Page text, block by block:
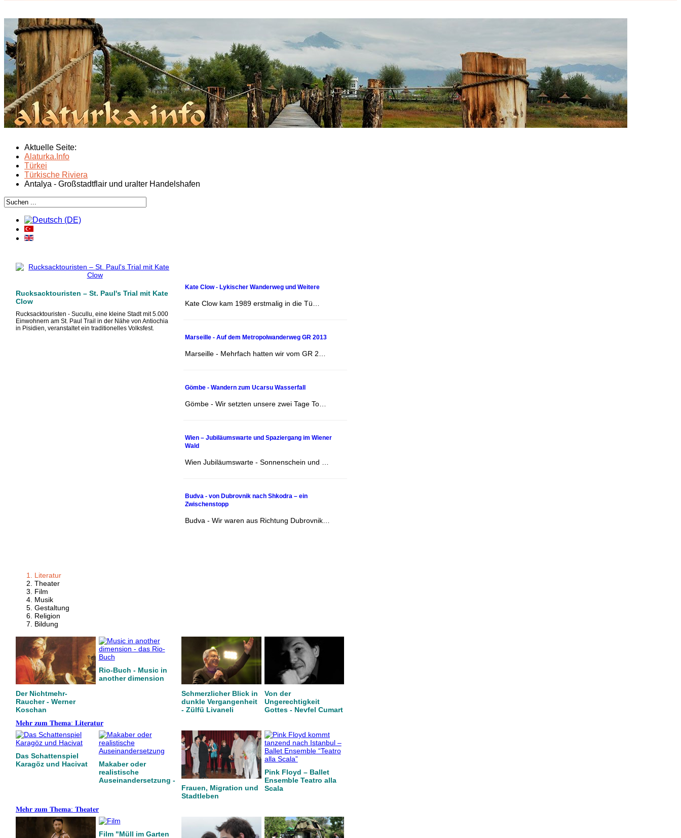
Aktuelle Seite:
Alaturka.Info
Türkei
Türkische Riviera
Antalya - Großstadtflair und uralter Handelshafen
Rucksacktouristen – St. Paul's Trial mit Kate
Clow
Rucksacktouristen - Sucullu, eine kleine Stadt mit 5.000
Einwohnern am St. Paul Trail in der Nähe von Antiochia
in Pisidien, veranstaltet ein traditionelles Volksfest.
Kate Clow - Lykischer Wanderweg und Weitere
Kate Clow kam 1989 erstmalig in die Tü…
Marseille - Auf dem Metropolwanderweg GR 2013
Marseille - Mehrfach hatten wir vom GR 2…
Gömbe - Wandern zum Ucarsu Wasserfall
Gömbe - Wir setzten unsere zwei Tage To…
Wien – Jubiläumswarte und Spaziergang im Wiener
Wald
Wien Jubiläumswarte - Sonnenschein und …
Budva - von Dubrovnik nach Shkodra – ein
Zwischenstopp
Budva - Wir waren aus Richtung Dubrovnik…
Literatur
Theater
Film
Musik
Gestaltung
Religion
Bildung
Der Nichtmehr-
Raucher - Werner
Koschan
Rio-Buch - Music in
another dimension
Schmerzlicher Blick in
dunkle Vergangenheit
- Zülfü Livaneli
Von der
Ungerechtigkeit
Gottes - Nevfel Cumart
𝐌𝐞𝐡𝐫 𝐳𝐮𝐦 𝐓𝐡𝐞𝐦𝐚: 𝐋𝐢𝐭𝐞𝐫𝐚𝐭𝐮𝐫
Das Schattenspiel
Karagöz und Hacivat
Makaber oder
realistische
Auseinandersetzung -
Frauen, Migration und
Stadtleben
Pink Floyd – Ballet
Ensemble Teatro alla
Scala
𝐌𝐞𝐡𝐫 𝐳𝐮𝐦 𝐓𝐡𝐞𝐦𝐚: 𝐓𝐡𝐞𝐚𝐭𝐞𝐫
Film "Müll im Garten